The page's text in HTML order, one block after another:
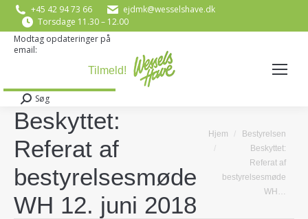
+45 42 94 73 66
ejdmk@wesselshave.dk
Torsdage 11.30 – 12.00
Modtag opdateringer på
email:
Search:
Søg
Beskyttet:
Referat af
bestyrelsesmøde
WH 12. juni 2018
You are here:
Hjem
Bestyrelsen
Beskyttet:
Referat af
bestyrelsesmøde
WH…